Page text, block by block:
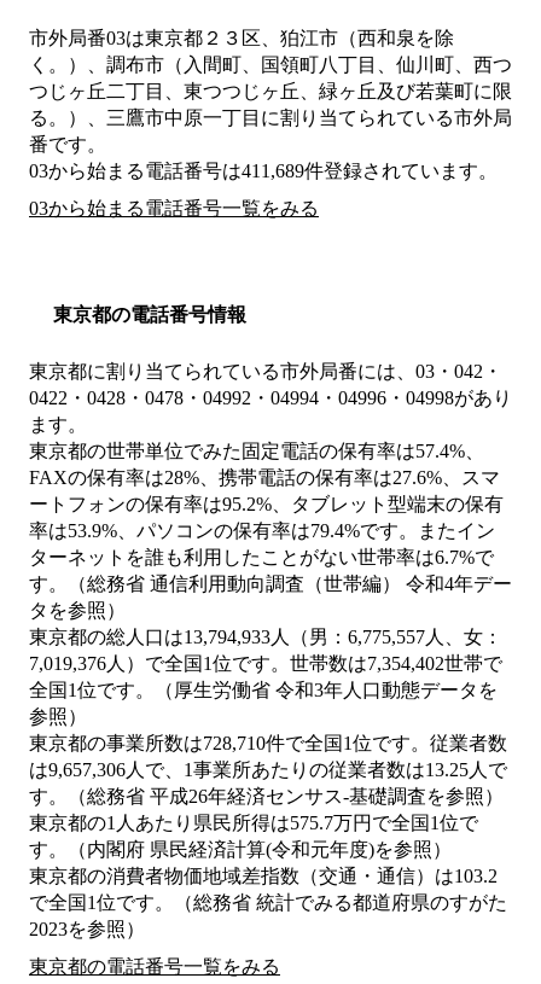
市外局番03は東京都２３区、狛江市（西和泉を除
く。）、調布市（入間町、国領町八丁目、仙川町、西つ
つじヶ丘二丁目、東つつじヶ丘、緑ヶ丘及び若葉町に限
る。）、三鷹市中原一丁目 に割り当てられている市外局
番です。
03から始まる電話番号は411,689件登録されています。
03から始まる電話番号一覧をみる
東京都の電話番号情報
東京都に割り当てられている市外局番には、03・042・
0422・0428・0478・04992・04994・04996・04998があり
ます。
東京都の世帯単位でみた固定電話の保有率は57.4%、
FAXの保有率は28%、携帯電話の保有率は27.6%、スマ
ートフォンの保有率は95.2%、タブレット型端末の保有
率は53.9%、パソコンの保有率は79.4%です。またイン
ターネットを誰も利用したことがない世帯率は6.7%で
す。（総務省 通信利用動向調査（世帯編） 令和4年デー
タを参照）
東京都の総人口は13,794,933人（男：6,775,557人、女：
7,019,376人）で全国1位です。世帯数は7,354,402世帯で
全国1位です。（厚生労働省 令和3年人口動態データを
参照）
東京都の事業所数は728,710件で全国1位です。従業者数
は9,657,306人で、1事業所あたりの従業者数は13.25人で
す。（総務省 平成26年経済センサス‐基礎調査を参照）
東京都の1人あたり県民所得は575.7万円で全国1位で
す。（内閣府 県民経済計算(令和元年度)を参照）
東京都の消費者物価地域差指数（交通・通信）は103.2
で全国1位です。（総務省 統計でみる都道府県のすがた
2023を参照）
東京都の電話番号一覧をみる